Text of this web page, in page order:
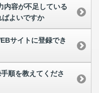
内容が不足している
よいですか
サイトに登録でき
順を教えてくださ